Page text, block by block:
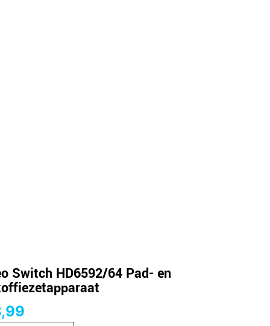
Switch HD6592/64 Pad- en